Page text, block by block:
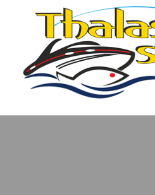
ΑΝΟΞΕΙΔΩΤΕΣ
Από €5,60